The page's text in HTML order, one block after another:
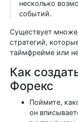
несколько
событий.
Существует
стратегий,
таймфрейме или
Как
Форекс
Поймите,
он